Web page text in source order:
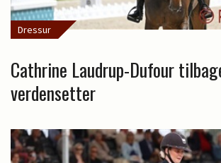
Dressur
Cathrine Laudrup-Dufour
verdensetter